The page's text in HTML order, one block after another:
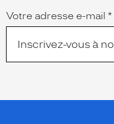
Votre adresse e-mail *